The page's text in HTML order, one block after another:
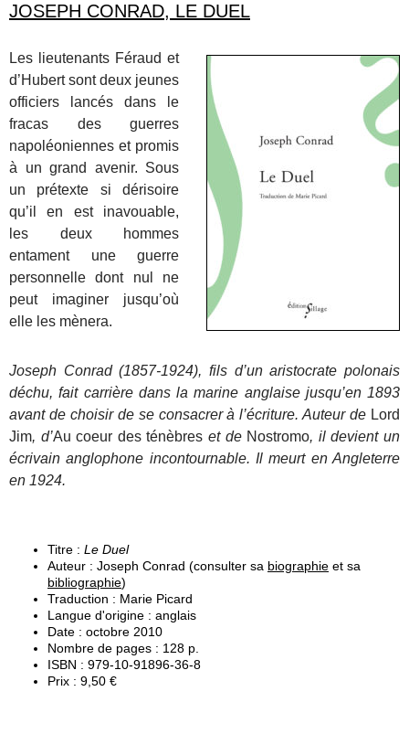
JOSEPH CONRAD, LE DUEL
Les lieutenants Féraud et
d’Hubert sont deux jeunes
officiers lancés dans le
fracas des guerres
napoléoniennes et promis
à un grand avenir. Sous
un prétexte si dérisoire
qu’il en est inavouable,
les deux hommes
entament une guerre
personnelle dont nul ne
peut imaginer jusqu’où
elle les mènera.
Joseph Conrad (1857-1924), fils d’un aristocrate polonais
déchu, fait carrière dans la marine anglaise jusqu’en 1893
avant de choisir de se consacrer à l’écriture. Auteur de Lord
Jim, d’Au coeur des ténèbres et de Nostromo, il devient un
écrivain anglophone incontournable. Il meurt en Angleterre
en 1924.
Titre : Le Duel
Auteur : Joseph Conrad (consulter sa biographie et sa
bibliographie)
Traduction : Marie Picard
Langue d'origine : anglais
Date : octobre 2010
Nombre de pages : 128 p.
ISBN : 979-10-91896-36-8
Prix : 9,50 €